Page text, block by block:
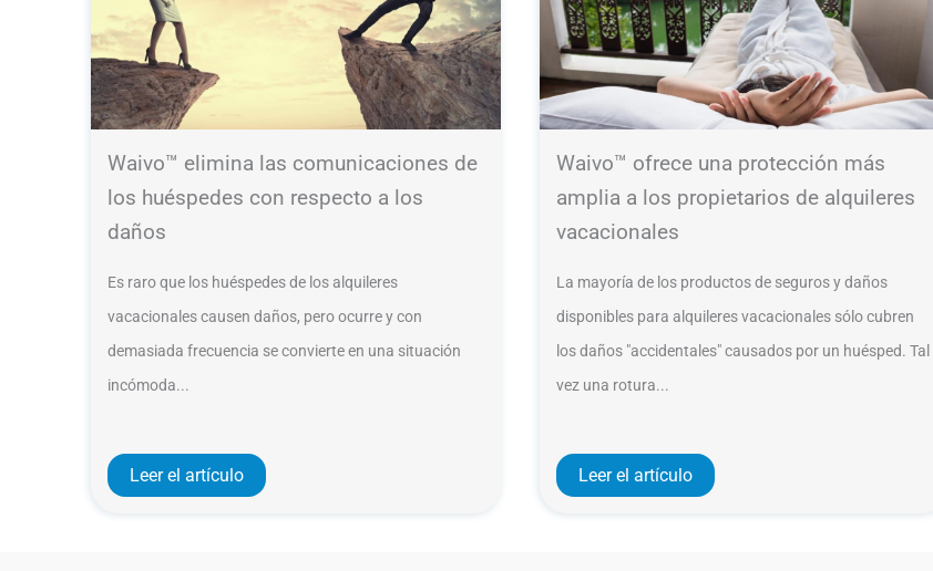
Waivo™ elimina las comunicaciones de
los huéspedes con respecto a los
daños
Es raro que los huéspedes de los alquileres
vacacionales causen daños, pero ocurre y con
demasiada frecuencia se convierte en una situación
incómoda...
Leer el artículo
Waivo™ ofrece una protección más
amplia a los propietarios de alquileres
vacacionales
La mayoría de los productos de seguros y daños
disponibles para alquileres vacacionales sólo cubren
los daños "accidentales" causados por un huésped. Tal
vez una rotura...
Leer el artículo